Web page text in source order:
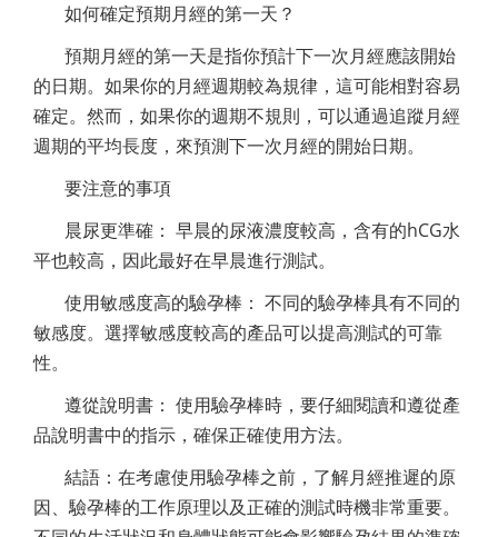
如何確定預期月經的第一天？
預期月經的第一天是指你預計下一次月經應該開始
的日期。如果你的月經週期較為規律，這可能相對容易
確定。然而，如果你的週期不規則，可以通過追蹤月經
週期的平均長度，來預測下一次月經的開始日期。
要注意的事項
晨尿更準確： 早晨的尿液濃度較高，含有的hCG水
平也較高，因此最好在早晨進行測試。
使用敏感度高的驗孕棒： 不同的驗孕棒具有不同的
敏感度。選擇敏感度較高的產品可以提高測試的可靠
性。
遵從說明書： 使用驗孕棒時，要仔細閱讀和遵從產
品說明書中的指示，確保正確使用方法。
結語：在考慮使用驗孕棒之前，了解月經推遲的原
因、驗孕棒的工作原理以及正確的測試時機非常重要。